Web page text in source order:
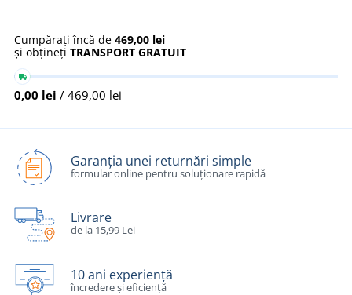
Cumpărați încă de 469,00 lei
și obțineți TRANSPORT GRATUIT
0,00 lei / 469,00 lei
Garanția unei returnări simple
formular online pentru soluționare rapidă
Livrare
de la 15,99 Lei
10 ani experiență
încredere și eficiență